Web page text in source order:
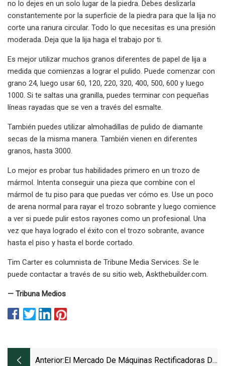
no lo dejes en un solo lugar de la piedra. Debes deslizarla
constantemente por la superficie de la piedra para que la lija no
corte una ranura circular. Todo lo que necesitas es una presión
moderada. Deja que la lija haga el trabajo por ti.
Es mejor utilizar muchos granos diferentes de papel de lija a
medida que comienzas a lograr el pulido. Puede comenzar con
grano 24, luego usar 60, 120, 220, 320, 400, 500, 600 y luego
1000. Si te saltas una granilla, puedes terminar con pequeñas
líneas rayadas que se ven a través del esmalte.
También puedes utilizar almohadillas de pulido de diamante
secas de la misma manera. También vienen en diferentes
granos, hasta 3000.
Lo mejor es probar tus habilidades primero en un trozo de
mármol. Intenta conseguir una pieza que combine con el
mármol de tu piso para que puedas ver cómo es. Use un poco
de arena normal para rayar el trozo sobrante y luego comience
a ver si puede pulir estos rayones como un profesional. Una
vez que haya logrado el éxito con el trozo sobrante, avance
hasta el piso y hasta el borde cortado.
Tim Carter es columnista de Tribune Media Services. Se le
puede contactar a través de su sitio web, Askthebuilder.com.
— Tribuna Medios
Anterior: El Mercado De Máquinas Rectificadoras De